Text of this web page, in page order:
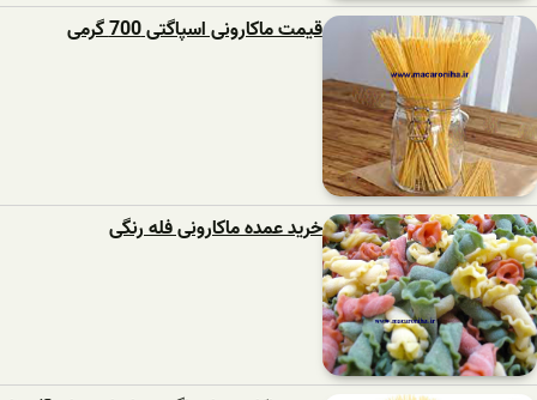
قیمت ماکارونی اسپاگتی 700 گرمی
خرید عمده ماکارونی فله رنگی